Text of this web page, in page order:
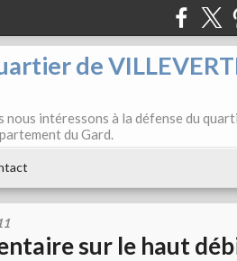
de
nous intéressons à la défense du
du Gard.
sur le haut